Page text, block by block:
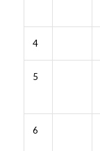
4
5
6